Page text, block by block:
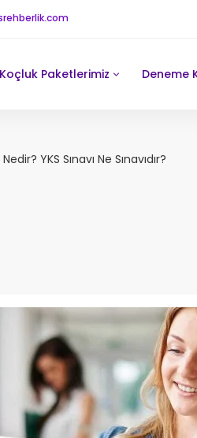
Koçluk Paketlerimiz Deneme
Nedir? YKS Sınavı Ne Sınavıdır?